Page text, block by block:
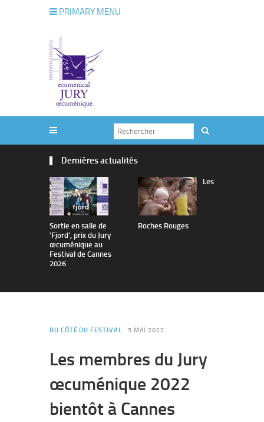
PRIMARY MENU
Dernières actualités
Sortie en salle de
’Fjord’, prix du Jury
œcuménique au
Festival de Cannes
2026
Les
Roches Rouges
DU CÔTÉ DU FESTIVAL 5 MAI 2022
Les membres du Jury
œcuménique 2022
bientôt à Cannes